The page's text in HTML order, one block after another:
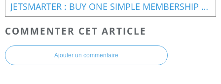
JETSMARTER : BUY ONE SIMPLE MEMBERSHIP AND GET A SECOND ONE FREE
COMMENTER CET ARTICLE
Ajouter un commentaire